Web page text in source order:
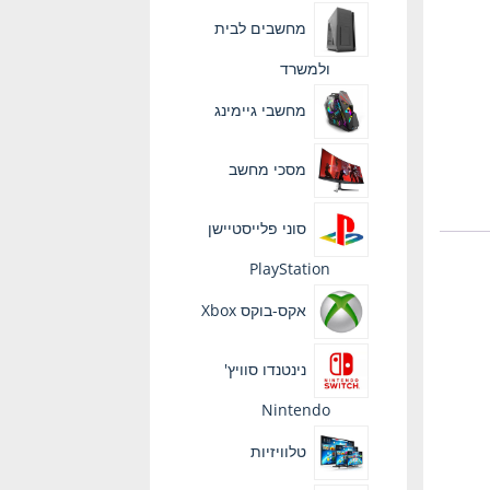
מחשבים לבית
ולמשרד
מחשבי גיימינג
מסכי מחשב
סוני פלייסטיישן
PlayStation
אקס-בוקס Xbox
נינטנדו סוויץ'
Nintendo
טלוויזיות